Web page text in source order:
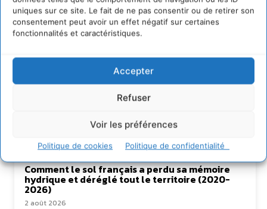
uniques sur ce site. Le fait de ne pas consentir ou de retirer son
consentement peut avoir un effet négatif sur certaines
fonctionnalités et caractéristiques.
Accepter
Refuser
Voir les préférences
Politique de cookies Politique de confidentialité
Lire aussi
socio-écosystèmes résilients
S’inspirer de l’arbre pour un modèle
économique régénératif du vivant …
IPBES : le « GIEC de la biodiversité » appelle les
4 août 2026
Comment le sol français a perdu sa mémoire
hydrique et déréglé tout le territoire (2020-
2026)
2 août 2026